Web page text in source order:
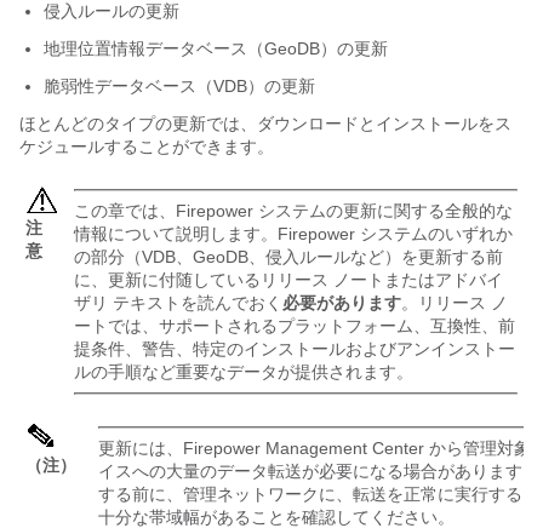
侵入ルールの更新
地理位置情報データベース（GeoDB）の更新
脆弱性データベース（VDB）の更新
ほとんどのタイプの更新では、ダウンロードとインストールをス
ケジュールすることができます。
注
意
この章では、Firepower システムの更新に関する全般的な
情報について説明します。Firepower システムのいずれか
の部分（VDB、GeoDB、侵入ルールなど）を更新する前
に、更新に付随しているリリース ノートまたはアドバイ
ザリ テキストを読んでおく 必要があります。リリース ノ
ートでは、サポートされるプラットフォーム、互換性、前
提条件、警告、特定のインストールおよびアンインストー
ルの手順など重要なデータが提供されます。
（注）
更新には、 Firepower Management Center から管理対象
イスへの大量のデータ転送が必要になる場合があります。
する前に、管理ネットワークに、転送を正常に実行するた
十分な帯域幅があることを確認してください。